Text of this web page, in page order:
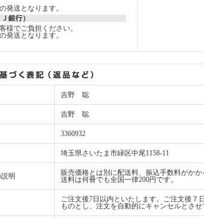
発送となります。
銀行）
様でご負担ください。
発送となります。
吉野 聡
吉野 聡
3360932
埼玉県さいたま市緑区中尾1158-11
明
販売価格とは別に配送料、振込手数料がかか
送料は何冊でも全国一律200円です。
ご注文後7日以内といたします。ご注文後７
ものとし、注文を自動的にキャンセルとさせ